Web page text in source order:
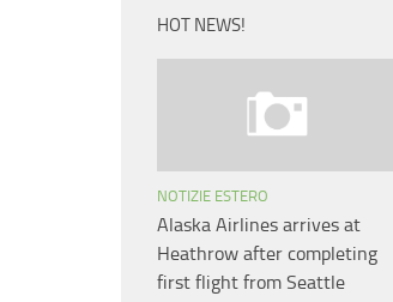
HOT NEWS!
NOTIZIE ESTERO
Alaska Airlines arrives at
Heathrow after completing
first flight from Seattle